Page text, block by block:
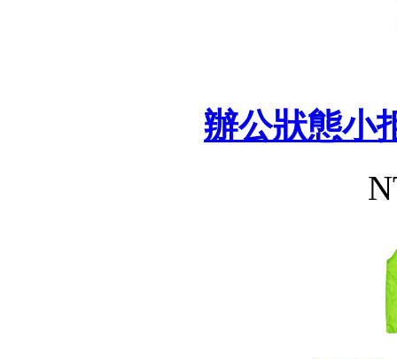
辦公狀態小